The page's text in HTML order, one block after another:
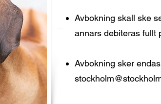
Avbokning skall ske
annars debiteras fullt
Avbokning sker